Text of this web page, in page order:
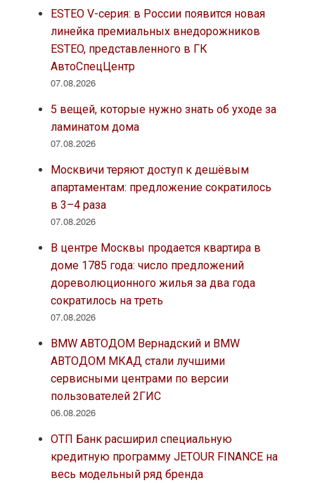
ESTEO V-серия: в России появится новая
линейка премиальных внедорожников
ESTEO, представленного в ГК
АвтоСпецЦентр
07.08.2026
5 вещей, которые нужно знать об уходе за
ламинатом дома
07.08.2026
Москвичи теряют доступ к дешёвым
апартаментам: предложение сократилось
в 3–4 раза
07.08.2026
В центре Москвы продается квартира в
доме 1785 года: число предложений
дореволюционного жилья за два года
сократилось на треть
07.08.2026
BMW АВТОДОМ Вернадский и BMW
АВТОДОМ МКАД стали лучшими
сервисными центрами по версии
пользователей 2ГИС
06.08.2026
ОТП Банк расширил специальную
кредитную программу JETOUR FINANCE на
весь модельный ряд бренда